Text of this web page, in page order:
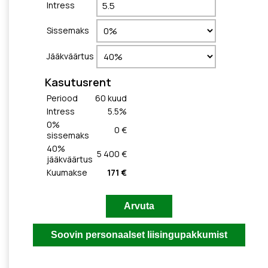
Intress
Sissemaks
Jääkväärtus
Kasutusrent
Periood 60 kuud
Intress
5.5%
0%
sissemaks
0 €
40%
jääkväärtus 5 400 €
Kuumakse
171 €